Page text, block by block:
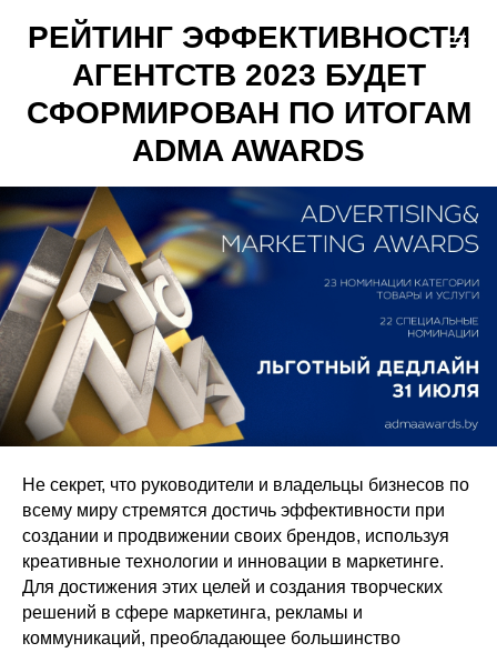
РЕЙТИНГ ЭФФЕКТИВНОСТИ
АГЕНТСТВ 2023 БУДЕТ
СФОРМИРОВАН ПО ИТОГАМ
ADMA AWARDS
Не секрет, что руководители и владельцы бизнесов по
всему миру стремятся достичь эффективности при
создании и продвижении своих брендов, используя
креативные технологии и инновации в маркетинге.
Для достижения этих целей и создания творческих
решений в сфере маркетинга, рекламы и
коммуникаций, преобладающее большинство